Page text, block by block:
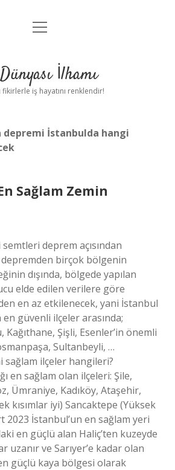
Anasayfa
Yasal Uyarı
menüyü
İlhamı
fikirlerle iş hayatını renklendir!
depremi İstanbulda hangi
Sağlam Zemin
deprem açısından
depremden birçok bölgenin
dışında, bölgede yapılan
elde edilen verilere göre
en az etkilenecek, yani İstanbul
en güvenli ilçeler arasında;
Kağıthane, Şişli, Esenler’in önemli
Sultanbeyli, …
sağlam ilçeler hangileri?
en sağlam olan ilçeleri: Şile,
Ümraniye, Kadıköy, Ataşehir,
kısımlar iyi) Sancaktepe (Yüksek
2023 İstanbul’un en sağlam yeri
en güçlü alan Haliç’ten kuzeyde
uzanır ve Sarıyer’e kadar olan
güçlü kaya bölgesi olarak